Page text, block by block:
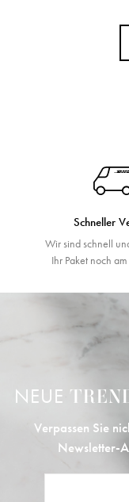
Schneller
Wir sind schnell
Ihr Paket noch
NEUE
Verpassen Sie
Newsletter-